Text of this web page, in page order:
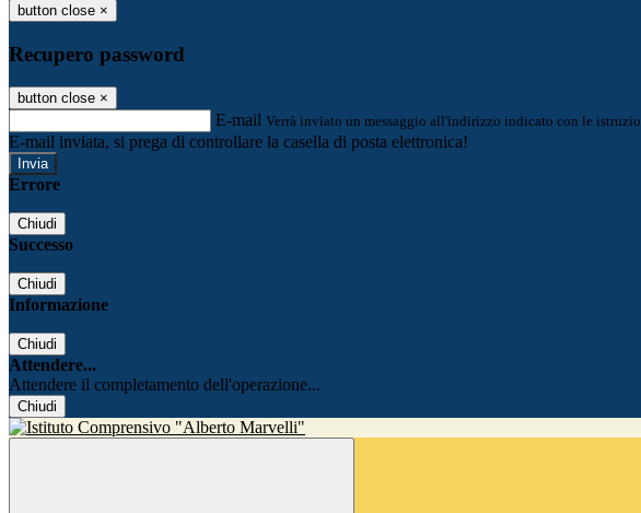
button close ×
Recupero password
button close ×
E-mail Verrà inviato un messaggio all'indirizzo indicato con le
E-mail inviata, si prega di controllare la casella di posta elettronica!
Errore
Chiudi
Successo
Chiudi
Informazione
Chiudi
Attendere...
Attendere il completamento dell'operazione...
Chiudi